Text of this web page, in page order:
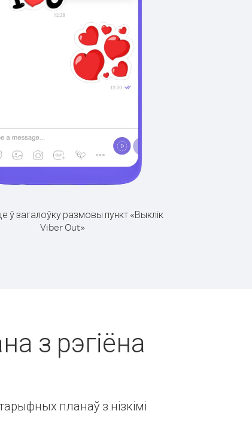
ў загалоўку размовы пункт «Выклік
Viber Out»
з рэгіёна
планаў з нізкімі